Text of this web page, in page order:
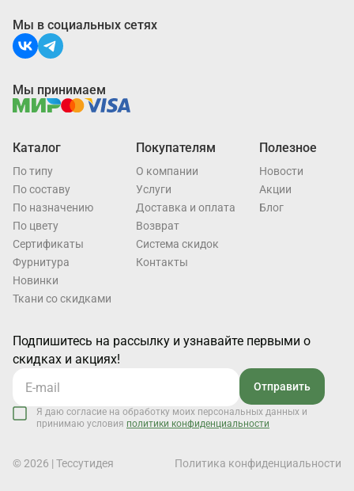
Каталог
По типу
По составу
По назначению
По цвету
Cертификаты
Фурнитура
Новинки
Ткани со скидками
Покупателям
О компании
Услуги
Доставка и оплата
Возврат
Система скидок
Контакты
Полезное
Новости
Акции
Блог
Подпишитесь на рассылку и узнавайте первыми о
скидках и акциях!
Отправить
Я даю согласие на обработку моих персональных данных и
принимаю условия политики конфиденциальности
Мы в социальных сетях
Мы принимаем
© 2026 | Тессутидея Политика конфиденциальности